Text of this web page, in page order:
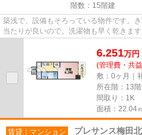
階数：15階建
築浅で、設備もそろっている物件です。
当たりが良いので、洗濯物も早く乾きま
6.251万円
(管理費・共
敷：0ヶ月｜
所在階：13階
間取り：1K
面積：22.04
賃貸｜マンション プレサンス梅田